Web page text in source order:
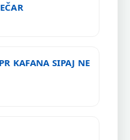
KAFANA SIPAJ NE